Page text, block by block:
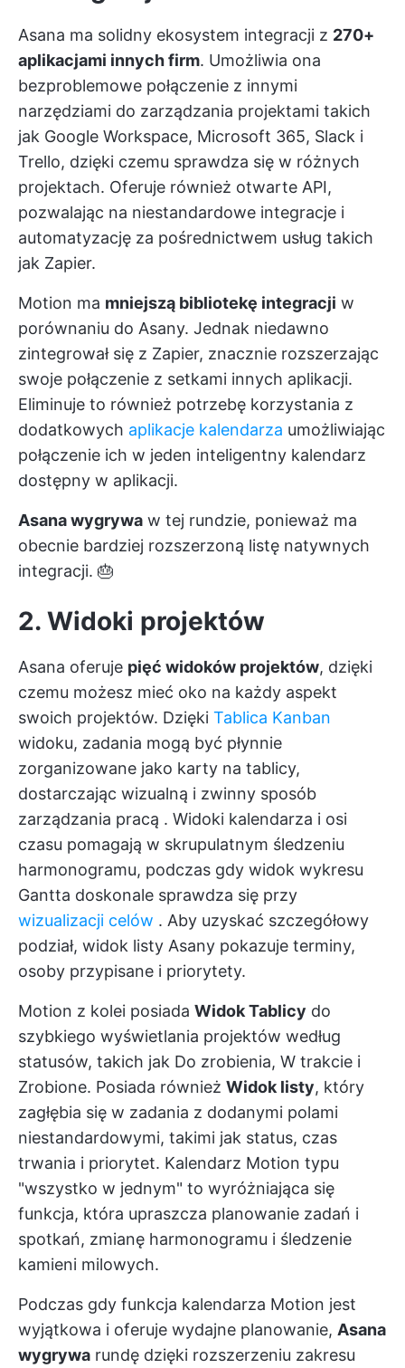
Asana ma solidny ekosystem integracji z 270+
aplikacjami innych firm. Umożliwia ona
bezproblemowe połączenie z innymi
narzędziami do zarządzania projektami takich
jak Google Workspace, Microsoft 365, Slack i
Trello, dzięki czemu sprawdza się w różnych
projektach. Oferuje również otwarte API,
pozwalając na niestandardowe integracje i
automatyzację za pośrednictwem usług takich
jak Zapier.
Motion ma mniejszą bibliotekę integracji w
porównaniu do Asany. Jednak niedawno
zintegrował się z Zapier, znacznie rozszerzając
swoje połączenie z setkami innych aplikacji.
Eliminuje to również potrzebę korzystania z
dodatkowych aplikacje kalendarza umożliwiając
połączenie ich w jeden inteligentny kalendarz
dostępny w aplikacji.
Asana wygrywa w tej rundzie, ponieważ ma
obecnie bardziej rozszerzoną listę natywnych
integracji. 🎂
2. Widoki projektów
Asana oferuje pięć widoków projektów, dzięki
czemu możesz mieć oko na każdy aspekt
swoich projektów. Dzięki Tablica Kanban
widoku, zadania mogą być płynnie
zorganizowane jako karty na tablicy,
dostarczając wizualną i zwinny sposób
zarządzania pracą . Widoki kalendarza i osi
czasu pomagają w skrupulatnym śledzeniu
harmonogramu, podczas gdy widok wykresu
Gantta doskonale sprawdza się przy
wizualizacji celów . Aby uzyskać szczegółowy
podział, widok listy Asany pokazuje terminy,
osoby przypisane i priorytety.
Motion z kolei posiada Widok Tablicy do
szybkiego wyświetlania projektów według
statusów, takich jak Do zrobienia, W trakcie i
Zrobione. Posiada również Widok listy, który
zagłębia się w zadania z dodanymi polami
niestandardowymi, takimi jak status, czas
trwania i priorytet. Kalendarz Motion typu
"wszystko w jednym" to wyróżniająca się
funkcja, która upraszcza planowanie zadań i
spotkań, zmianę harmonogramu i śledzenie
kamieni milowych.
Podczas gdy funkcja kalendarza Motion jest
wyjątkowa i oferuje wydajne planowanie, Asana
wygrywa rundę dzięki rozszerzeniu zakresu